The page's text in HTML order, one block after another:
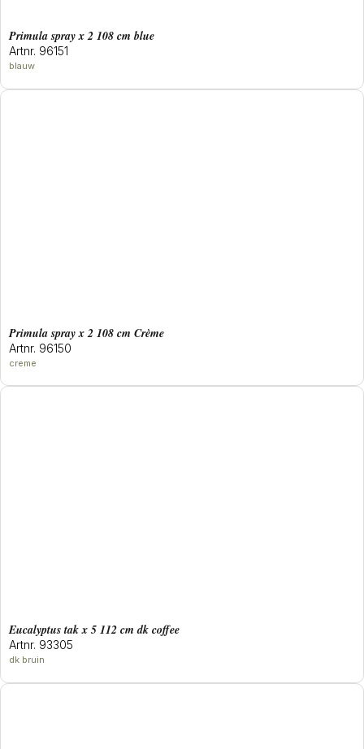
primula spray x 2 108 cm blue
Artnr. 96151
blauw
primula spray x 2 108 cm Crème
Artnr. 96150
creme
eucalyptus tak x 5 112 cm dk coffee
Artnr. 93305
dk bruin